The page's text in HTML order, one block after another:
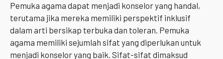
Pemuka agama dapat menjadi konselor yang handal,
terutama jika mereka memiliki perspektif inklusif
dalam arti bersikap terbuka dan toleran. Pemuka
agama memiliki sejumlah sifat yang diperlukan untuk
menjadi konselor yang baik. Sifat-sifat dimaksud